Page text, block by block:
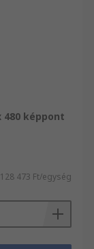
480 képpont
473 Ft/egység